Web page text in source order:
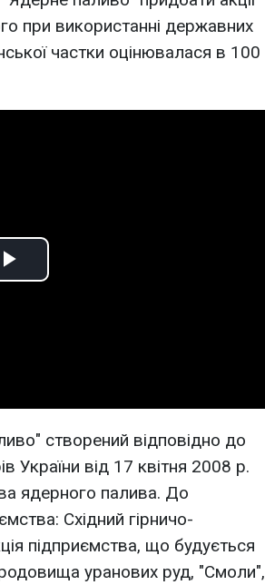
при використанні державних
частки оцінювалася в 100
Play
створений відповідно до
України від 17 квітня 2008 р.
ядерного палива. До
Східний гірничо-
підприємства, що будується
уранових руд, "Смоли",